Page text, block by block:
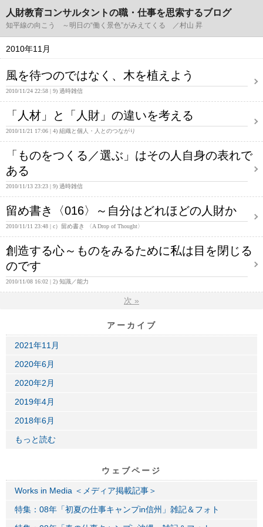
人財教育コンサルタントの職・仕事を思索するブログ
知平線の向こう ～明日の“働く景色”がみえてくる ／村山 昇
2010年11月
風を待つのではなく、木を植えよう
2010/11/24 22:58 9) 過時雑信
「人材」と「人財」の違いを考える
2010/11/21 17:06 4) 組織と個人・人とのつながり
「ものをつくる／選ぶ」はその人自身の表れで
ある
2010/11/13 23:23 9) 過時雑信
留め書き〈016〉～自分はどれほどの人財か
2010/11/11 23:48 c）留め書き 〈A Drop of Thought〉
創造する心～ものをみるために私は目を閉じる
のです
2010/11/08 16:02 2) 知識／能力
次 »
アーカイブ
2021年11月
2020年6月
2020年2月
2019年4月
2018年6月
もっと読む
ウェブページ
Works in Media ＜メディア掲載記事＞
特集：08年「初夏の仕事キャンプin信州」雑記＆フォト